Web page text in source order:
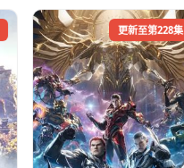
更新至第228集